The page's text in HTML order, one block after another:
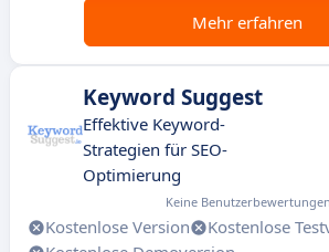
Mehr erfahren
Keyword Suggest
Effektive Keyword-
Strategien für SEO-
Optimierung
Keine Benutzerbewertungen
Kostenlose Version
Kostenlose